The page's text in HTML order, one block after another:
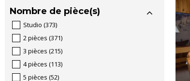
Nombre de pièce(s)
Studio (373)
2 pièces (371)
3 pièces (215)
4 pièces (113)
5 pièces (52)